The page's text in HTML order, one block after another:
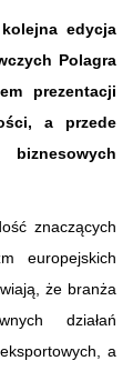
edycja
Polagra
prezentacji
a przede
biznesowych
znaczących
europejskich
że branża
działań
a